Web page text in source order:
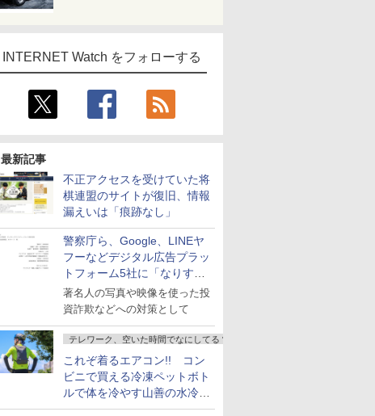
INTERNET Watch をフォローする
最新記事
不正アクセスを受けていた将
棋連盟のサイトが復旧、情報
漏えいは「痕跡なし」
警察庁ら、Google、LINEヤ
フーなどデジタル広告プラッ
トフォーム5社に「なりすま
し詐欺広告」対策強化を要請
著名人の写真や映像を使った投
資詐欺などへの対策として
テレワーク、空いた時間でなにしてる？
これぞ着るエアコン!! コン
ビニで買える冷凍ペットボト
ルで体を冷やす山善の水冷ベ
ストがロードバイクにちょう